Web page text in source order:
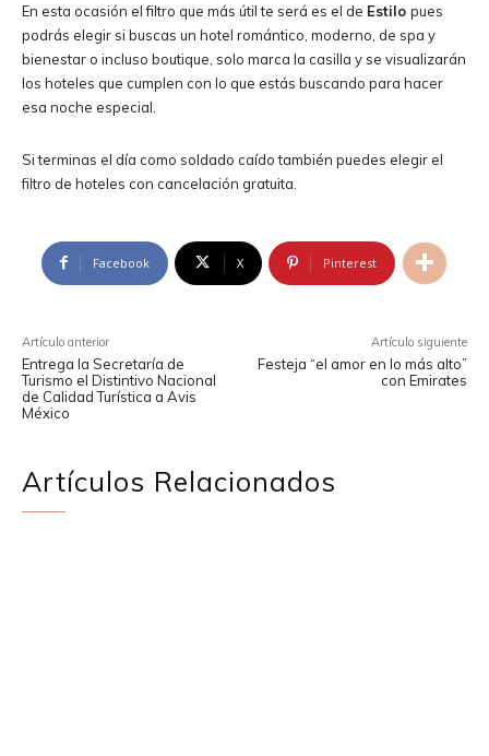
En esta ocasión el filtro que más útil te será es el de Estilo pues
podrás elegir si buscas un hotel romántico, moderno, de spa y
bienestar o incluso boutique, solo marca la casilla y se visualizarán
los hoteles que cumplen con lo que estás buscando para hacer
esa noche especial.
Si terminas el día como soldado caído también puedes elegir el
filtro de hoteles con cancelación gratuita.
Facebook X Pinterest
Artículo anterior
Entrega la Secretaría de
Turismo el Distintivo Nacional
de Calidad Turística a Avis
México
Artículo siguiente
Festeja “el amor en lo más alto”
con Emirates
Artículos Relacionados